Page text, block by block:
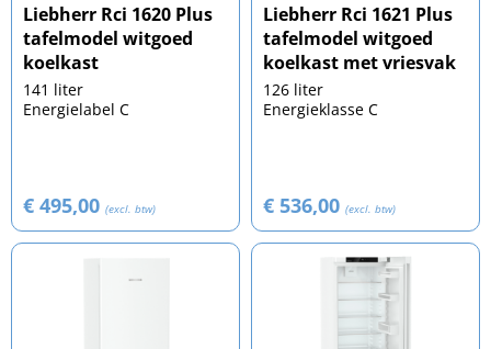
Liebherr Rci 1620 Plus
tafelmodel witgoed
koelkast
141 liter
Energielabel C
€ 495,00 (excl. btw)
Liebherr Rci 1621 Plus
tafelmodel witgoed
koelkast met vriesvak
126 liter
Energieklasse C
€ 536,00 (excl. btw)